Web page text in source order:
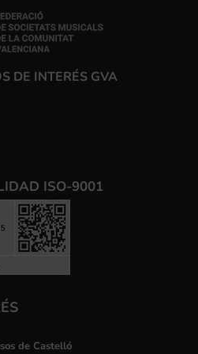
DE INTERÉS GVA
ISO-9001
de Castelló